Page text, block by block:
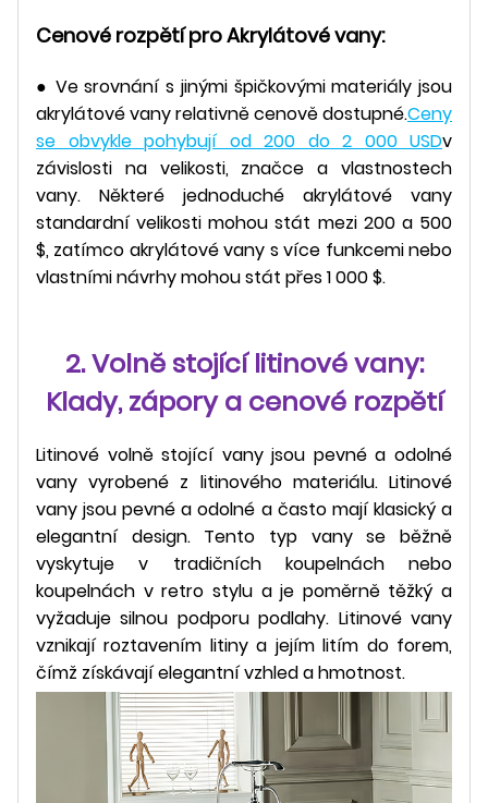
Cenové rozpětí proAkrylátové vany:
● Ve srovnání s jinými špičkovými materiály jsou
akrylátové vany relativně cenově dostupné.Ceny
se obvykle pohybují od 200 do 2 000 USDv
závislosti na velikosti, značce a vlastnostech
vany. Některé jednoduché akrylátové vany
standardní velikosti mohou stát mezi 200 a 500
$, zatímco akrylátové vany s více funkcemi nebo
vlastními návrhy mohou stát přes 1 000 $.
2. Volně stojící litinové vany:
Klady, zápory a cenové rozpětí
Litinové volně stojící vany jsou pevné a odolné
vany vyrobené z litinového materiálu. Litinové
vany jsou pevné a odolné a často mají klasický a
elegantní design. Tento typ vany se běžně
vyskytuje v tradičních koupelnách nebo
koupelnách v retro stylu a je poměrně těžký a
vyžaduje silnou podporu podlahy. Litinové vany
vznikají roztavením litiny a jejím litím do forem,
čímž získávají elegantní vzhled a hmotnost.